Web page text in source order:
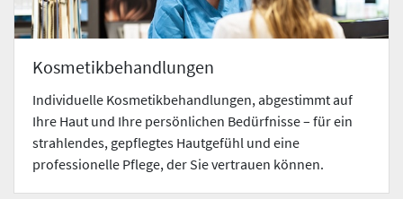
Kosmetikbehandlungen
Individuelle Kosmetikbehandlungen, abgestimmt auf
Ihre Haut und Ihre persönlichen Bedürfnisse – für ein
strahlendes, gepflegtes Hautgefühl und eine
professionelle Pflege, der Sie vertrauen können.